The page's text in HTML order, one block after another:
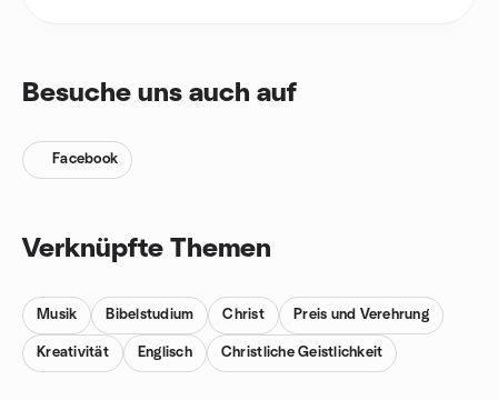
Besuche uns auch auf
Facebook
Verknüpfte Themen
Musik Bibelstudium Christ Preis und Verehrung
Kreativität Englisch Christliche Geistlichkeit